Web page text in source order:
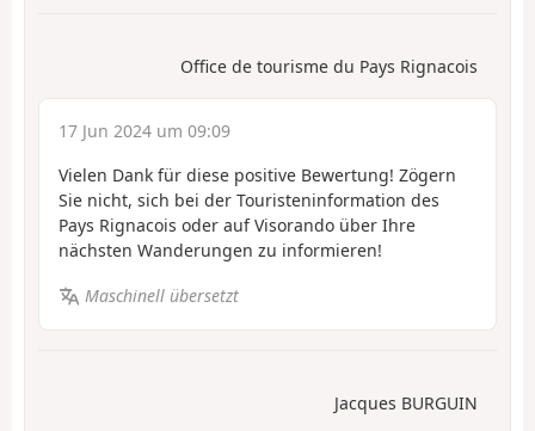
Office de tourisme du Pays Rignacois
17 Jun 2024 um 09:09
Vielen Dank für diese positive Bewertung! Zögern
Sie nicht, sich bei der Touristeninformation des
Pays Rignacois oder auf Visorando über Ihre
nächsten Wanderungen zu informieren!
Maschinell übersetzt
Jacques BURGUIN